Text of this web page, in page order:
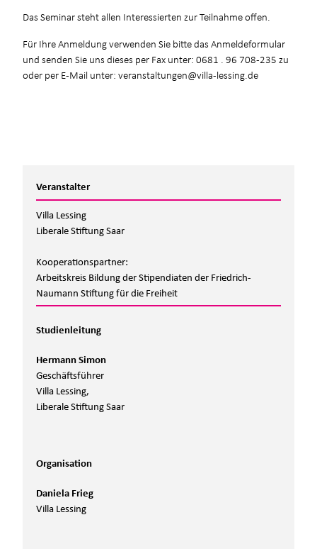
Das Seminar steht allen Interessierten zur Teilnahme offen.
Für Ihre Anmeldung verwenden Sie bitte das Anmeldeformular
und senden Sie uns dieses per Fax unter: 0681 . 96 708-235 zu
oder per E-Mail unter: veranstaltungen@villa-lessing.de
Veranstalter
Villa Lessing
Liberale Stiftung Saar
Kooperationspartner:
Arbeitskreis Bildung der Stipendiaten der Friedrich-
Naumann Stiftung für die Freiheit
Studienleitung
Hermann Simon
Geschäftsführer
Villa Lessing,
Liberale Stiftung Saar
Organisation
Daniela Frieg
Villa Lessing